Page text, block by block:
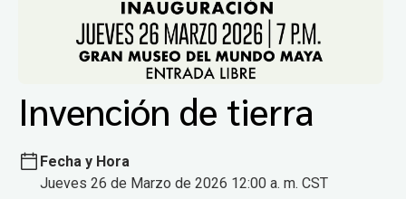
Invención de tierra
Fecha y Hora
Jueves 26 de Marzo de 2026 12:00 a. m. CST